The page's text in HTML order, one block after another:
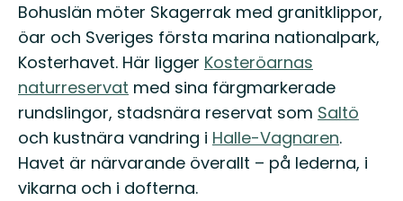
Bohuslän möter Skagerrak med granitklippor,
öar och Sveriges första marina nationalpark,
Kosterhavet. Här ligger Kosteröarnas
naturreservat med sina färgmarkerade
rundslingor, stadsnära reservat som Saltö
och kustnära vandring i Halle-Vagnaren.
Havet är närvarande överallt – på lederna, i
vikarna och i dofterna.